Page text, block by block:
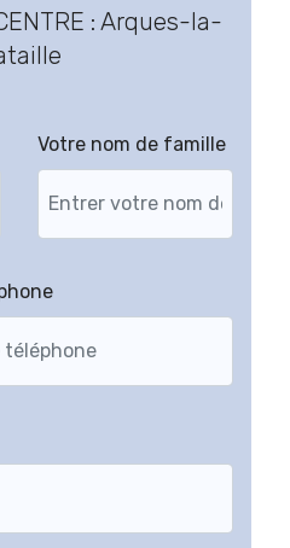
: Arques-la-
Votre nom de famille